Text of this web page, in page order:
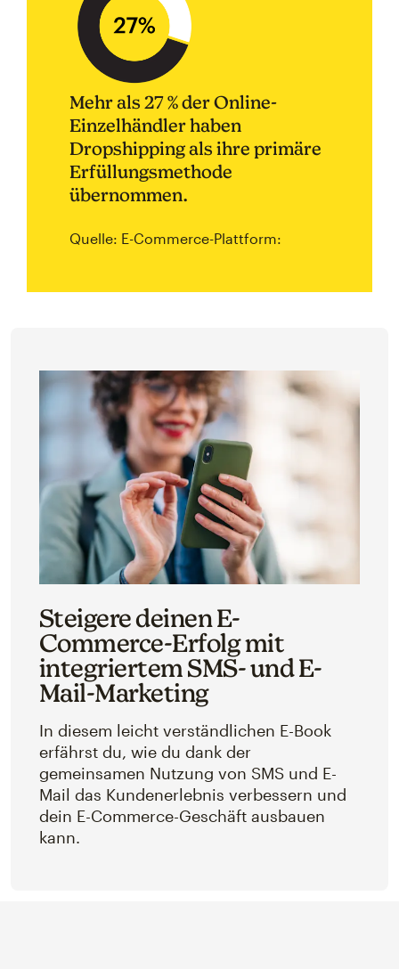
Mehr als 27 % der Online-
Einzelhändler haben
Dropshipping als ihre primäre
Erfüllungsmethode
übernommen.
Quelle: E-Commerce-Plattform:
Steigere deinen E-
Commerce-Erfolg mit
integriertem SMS- und E-
Mail-Marketing
In diesem leicht verständlichen E-Book
erfährst du, wie du dank der
gemeinsamen Nutzung von SMS und E-
Mail das Kundenerlebnis verbessern und
dein E-Commerce-Geschäft ausbauen
kann.